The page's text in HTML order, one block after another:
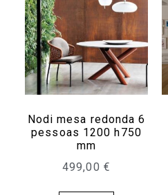
Nodi mesa redonda 6
pessoas 1200 h750
mm
499,00 €